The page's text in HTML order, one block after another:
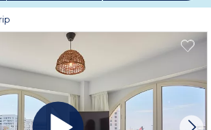
du 1er juin au 6 septembre 2026 inclus, pour
6 septembre 2026 inclus. Toutes durées. Sur une
stock dédié à l’opération.